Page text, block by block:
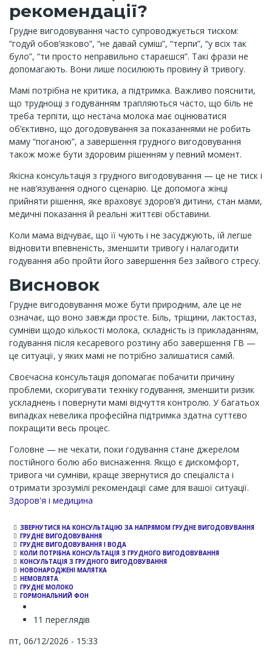
рекомендації?
Грудне вигодовування часто супроводжується тиском:
“годуй обов’язково”, “не давай суміш”, “терпи”, “у всіх так
було”, “ти просто неправильно стараєшся”. Такі фрази не
допомагають. Вони лише посилюють провину й тривогу.
Мамі потрібна не критика, а підтримка. Важливо пояснити,
що труднощі з годуванням трапляються часто, що біль не
треба терпіти, що нестача молока має оцінюватися
об’єктивно, що догодовування за показаннями не робить
маму “поганою”, а завершення грудного вигодовування
також може бути здоровим рішенням у певний момент.
Якісна консультація з грудного вигодовування — це не тиск і
не нав’язування одного сценарію. Це допомога жінці
прийняти рішення, яке враховує здоров’я дитини, стан мами,
медичні показання й реальні життєві обставини.
Коли мама відчуває, що її чують і не засуджують, їй легше
відновити впевненість, зменшити тривогу і налагодити
годування або пройти його завершення без зайвого стресу.
Висновок
Грудне вигодовування може бути природним, але це не
означає, що воно завжди просте. Біль, тріщини, лактостаз,
сумніви щодо кількості молока, складність із прикладанням,
годування після кесаревого розтину або завершення ГВ —
це ситуації, у яких мамі не потрібно залишатися самій.
Своєчасна консультація допомагає побачити причину
проблеми, скоригувати техніку годування, зменшити ризик
ускладнень і повернути мамі відчуття контролю. У багатьох
випадках невелика професійна підтримка здатна суттєво
покращити весь процес.
Головне — не чекати, поки годування стане джерелом
постійного болю або виснаження. Якщо є дискомфорт,
тривога чи сумніви, краще звернутися до спеціаліста і
отримати зрозумілі рекомендації саме для вашої ситуації.
Channel
Здоров'я і медицина
ЗВЕРНУТИСЯ НА КОНСУЛЬТАЦІЮ ЗА НАПРЯМОМ ГРУДНЕ ВИГОДОВУВАННЯ
ГРУДНЕ ВИГОДОВУВАННЯ
ГРУДНЕ ВИГОДОВУВАННЯ І ВОДА
КОЛИ ПОТРІБНА КОНСУЛЬТАЦІЯ З ГРУДНОГО ВИГОДОВУВАННЯ
КОНСУЛЬТАЦІЯ З ГРУДНОГО ВИГОДОВУВАННЯ
НОВОНАРОДЖЕНІ МАЛЯТКА
НЕМОВЛЯТА
ГРУДНЕ МОЛОКО
ГОРМОНАЛЬНИЙ ФОН
11 переглядів
пт, 06/12/2026 - 15:33